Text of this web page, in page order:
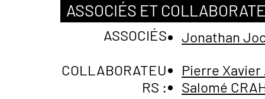
ASSOCIÉS ET
ASSOCIÉS
Jonathan
COLLABORATEU
RS :
Pierre Xavier
Salomé